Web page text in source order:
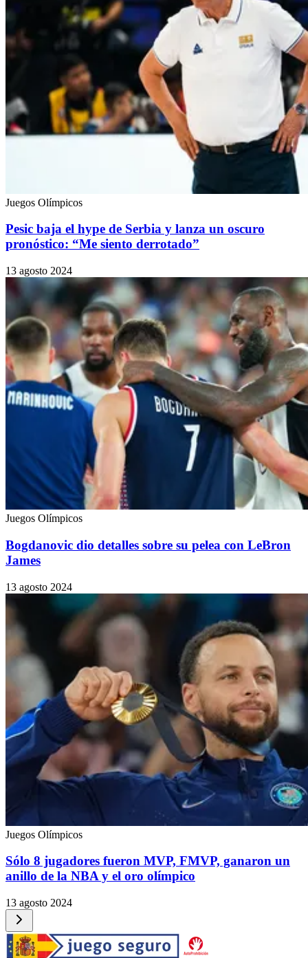
Juegos Olímpicos
Pesic baja el hype de Serbia y lanza un oscuro
pronóstico: “Me siento derrotado”
13 agosto 2024
Juegos Olímpicos
Bogdanovic dio detalles sobre su pelea con LeBron
James
13 agosto 2024
Juegos Olímpicos
Sólo 8 jugadores fueron MVP, FMVP, ganaron un
anillo de la NBA y el oro olímpico
13 agosto 2024